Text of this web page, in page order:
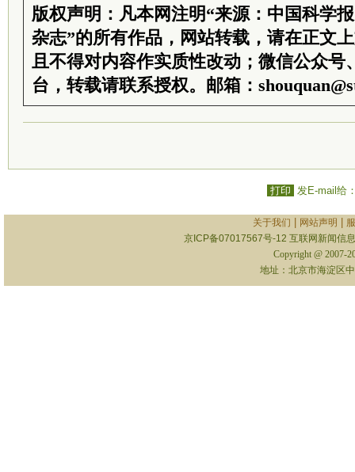
版权声明：凡本网注明“来源：中国科学
杂志”的所有作品，网站转载，请在正文
且不得对内容作实质性改动；微信公众号
台，转载请联系授权。邮箱：
打印 发E-mail给
关于我们 网站声明
京ICP备07017567号-12 互联网新闻信
Copyright @ 2007-
地址：北京市海淀区